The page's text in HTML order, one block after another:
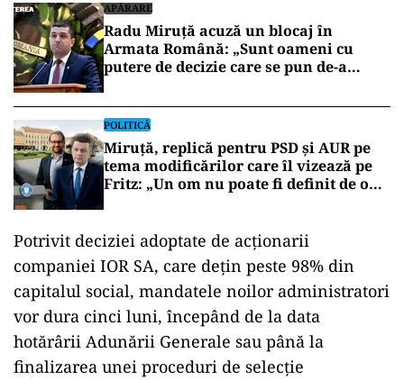
APĂRARE
Radu Miruță acuză un blocaj în
Armata Română: „Sunt oameni cu
putere de decizie care se pun de-a
POLITICĂ
Miruță, replică pentru PSD și AUR pe
tema modificărilor care îl vizează pe
Fritz: „Un om nu poate fi definit de o
Potrivit deciziei adoptate de acționarii
companiei IOR SA, care dețin peste 98% din
capitalul social, mandatele noilor administratori
vor dura cinci luni, începând de la data
hotărârii Adunării Generale sau până la
finalizarea unei proceduri de selecție